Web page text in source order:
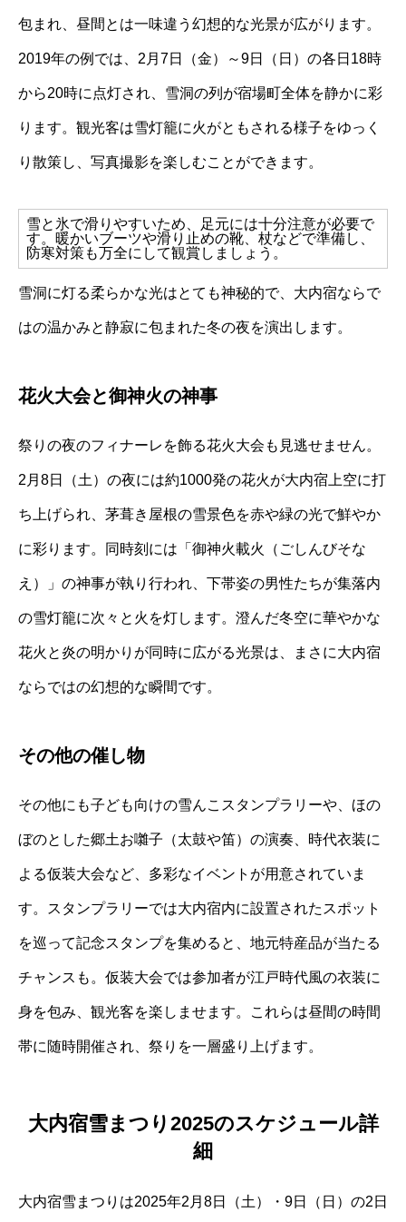
包まれ、昼間とは一味違う幻想的な光景が広がります。
2019年の例では、2月7日（金）～9日（日）の各日18時
から20時に点灯され、雪洞の列が宿場町全体を静かに彩
ります。観光客は雪灯籠に火がともされる様子をゆっく
り散策し、写真撮影を楽しむことができます。
雪と氷で滑りやすいため、足元には十分注意が必要で
す。暖かいブーツや滑り止めの靴、杖などで準備し、
防寒対策も万全にして観賞しましょう。
雪洞に灯る柔らかな光はとても神秘的で、大内宿ならで
はの温かみと静寂に包まれた冬の夜を演出します。
花火大会と御神火の神事
祭りの夜のフィナーレを飾る花火大会も見逃せません。
2月8日（土）の夜には約1000発の花火が大内宿上空に打
ち上げられ、茅葺き屋根の雪景色を赤や緑の光で鮮やか
に彩ります。同時刻には「御神火載火（ごしんびそな
え）」の神事が執り行われ、下帯姿の男性たちが集落内
の雪灯籠に次々と火を灯します。澄んだ冬空に華やかな
花火と炎の明かりが同時に広がる光景は、まさに大内宿
ならではの幻想的な瞬間です。
その他の催し物
その他にも子ども向けの雪んこスタンプラリーや、ほの
ぼのとした郷土お囃子（太鼓や笛）の演奏、時代衣装に
よる仮装大会など、多彩なイベントが用意されていま
す。スタンプラリーでは大内宿内に設置されたスポット
を巡って記念スタンプを集めると、地元特産品が当たる
チャンスも。仮装大会では参加者が江戸時代風の衣装に
身を包み、観光客を楽しませます。これらは昼間の時間
帯に随時開催され、祭りを一層盛り上げます。
大内宿雪まつり2025のスケジュール詳
細
大内宿雪まつりは2025年2月8日（土）・9日（日）の2日